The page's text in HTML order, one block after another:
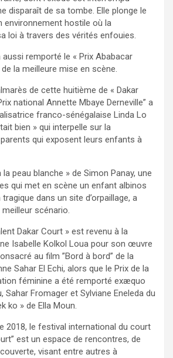
disparaît de sa tombe. Elle plonge le
environnement hostile où la
loi à travers des vérités enfouies.
aussi remporté le « Prix Ababacar
la meilleure mise en scène.
de cette huitième de « Dakar
national Annette Mbaye Derneville” a
franco-sénégalaise Linda Lo
bien » qui interpelle sur la
qui exposent leurs enfants à
la peau blanche » de Simon Panay, une
qui met en scène un enfant albinos
dans un site d’orpaillage, a
scénario.
Dakar Court » est revenu à la
Isabelle Kolkol Loua pour son œuvre
au film ”Bord à bord” de la
Sahar El Echi, alors que le Prix de la
féminine a été remporté exæquo
Sahar Fromager et Sylviane Eneleda du
ko » de Ella Moun.
2018, le festival international du court
est un espace de rencontres, de
visant entre autres à